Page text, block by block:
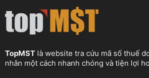
TopMST là website tra cứu mã số thuế
nhân một cách nhanh chóng và tiện lợi